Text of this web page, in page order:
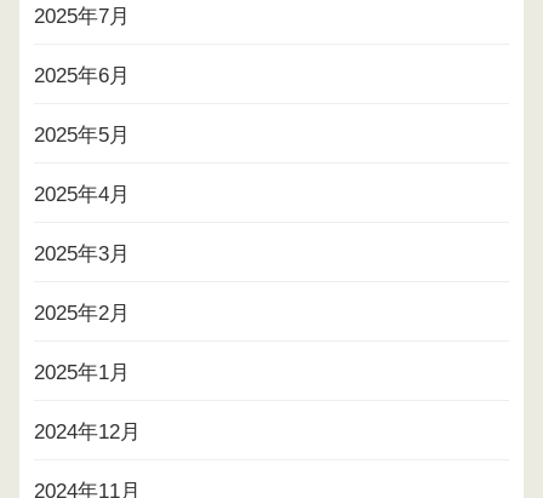
2025年7月
2025年6月
2025年5月
2025年4月
2025年3月
2025年2月
2025年1月
2024年12月
2024年11月